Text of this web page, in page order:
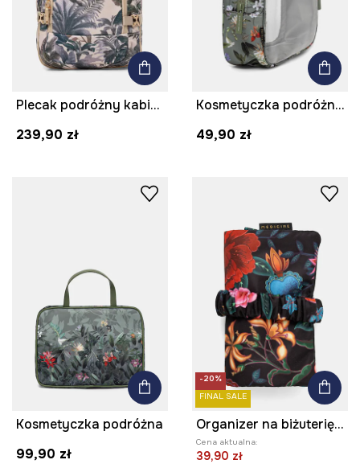
Plecak podróżny kabinowy z motywem zwierzęcym
239,90 zł
Kosmetyczka podróżna transparentna
49,90 zł
Kosmetyczka podróżna
99,90 zł
-20%
FINAL SALE
Organizer na biżuterię wzorzysty podróżny
Cena aktualna:
39,90 zł